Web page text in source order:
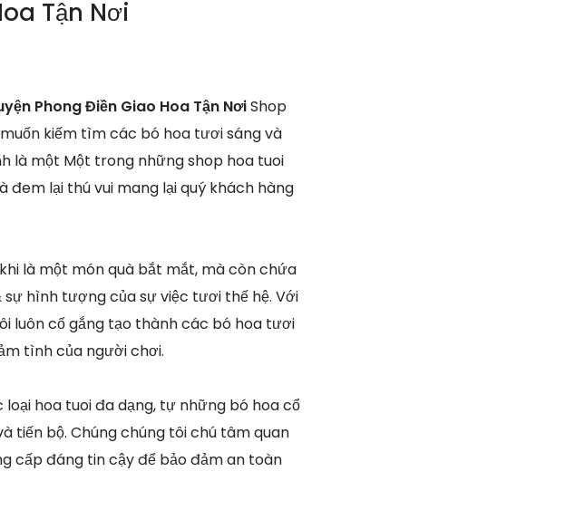
Tận Nơi
Phong Điền Giao Hoa Tận NơiShop
kiếm tìm các bó hoa tươi sáng và
là một Một trong những shop hoa tuoi
lại thú vui mang lại quý khách hàng
là một món quà bắt mắt, mà còn chứa
hình tượng của sự việc tươi thế hệ. Với
luôn cố gắng tạo thành các bó hoa tươi
tình của người chơi.
hoa tuoi đa dạng, tự những bó hoa cổ
tiến bộ. Chúng chúng tôi chú tâm quan
cấp đáng tin cậy để bảo đảm an toàn